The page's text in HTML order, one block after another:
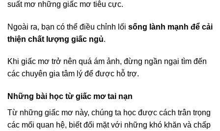
suất mơ những giấc mơ tiêu cực.
Ngoài ra, bạn có thể điều chỉnh lối sống lành mạnh để cải
thiện chất lượng giấc ngủ.
Khi giấc mơ trở nên quá ám ảnh, đừng ngần ngại tìm đến
các chuyên gia tâm lý để được hỗ trợ.
Những bài học từ giấc mơ tai nạn
Từ những giấc mơ này, chúng ta học được cách trân trọng
các mối quan hệ, biết đối mặt với những khó khăn và chấp